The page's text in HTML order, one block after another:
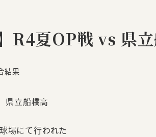
R4夏OP戦 vs 県
ー
結果
立船橋高
場にて行われた